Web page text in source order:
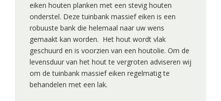
eiken houten planken met een stevig houten
onderstel. Deze tuinbank massief eiken is een
robuuste bank die helemaal naar uw wens
gemaakt kan worden. Het hout wordt vlak
geschuurd en is voorzien van een houtolie. Om de
levensduur van het hout te vergroten adviseren wij
om de tuinbank massief eiken regelmatig te
behandelen met een lak.